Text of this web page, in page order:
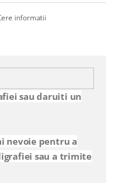
informatii
sau daruiti un
nevoie pentru a
sau a trimite